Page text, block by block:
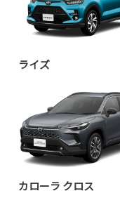
ライズ
カローラ クロス